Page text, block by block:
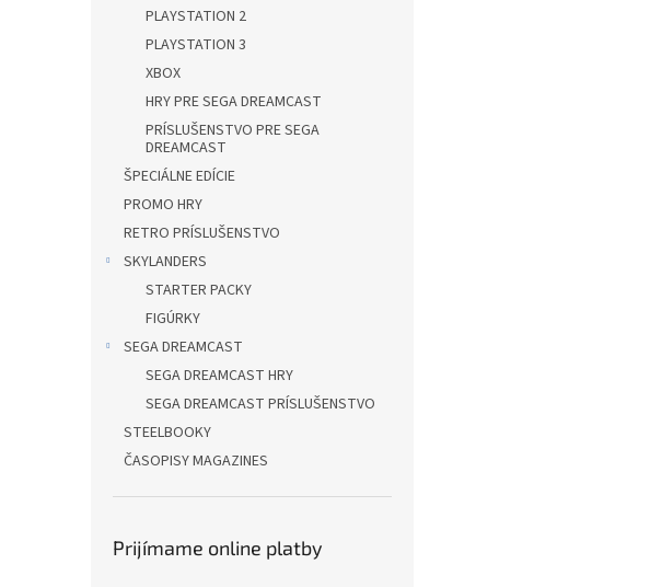
PLAYSTATION 2
PLAYSTATION 3
XBOX
HRY PRE SEGA DREAMCAST
PRÍSLUŠENSTVO PRE SEGA
DREAMCAST
ŠPECIÁLNE EDÍCIE
PROMO HRY
RETRO PRÍSLUŠENSTVO
SKYLANDERS
STARTER PACKY
FIGÚRKY
SEGA DREAMCAST
SEGA DREAMCAST HRY
SEGA DREAMCAST PRÍSLUŠENSTVO
STEELBOOKY
ČASOPISY MAGAZINES
Prijímame online platby